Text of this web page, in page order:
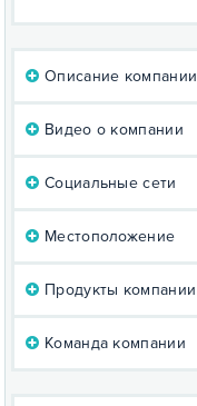
Описание компании
Видео о компании
Социальные сети
Местоположение
Продукты компании
Команда компании